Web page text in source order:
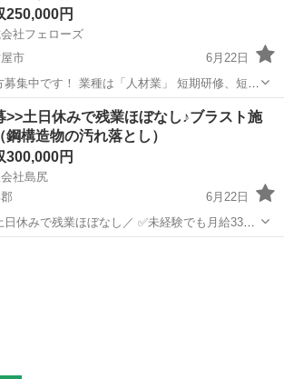
250,000円
社フェローズ
市
6月22日
集中です！ 業種は「人材業」 短期研修、短期
立です。 有難い事に業績が好調な
立したい方を募集しています。 仕事内容
その他
>>土日休みで残業ほぼなし♪ブラスト施
鋼構造物の汚れ落とし）
300,000円
社島尻
6月22日
ほぼなし／ ✅未経験でも月給33万
わり♪残業なし＆休憩90分 ✅週休2日制（土日休